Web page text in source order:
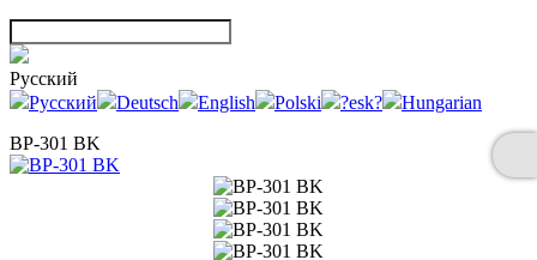
Русский
Русский
Deutsch English Polski ?esk?
Hungarian
BP-301 BK